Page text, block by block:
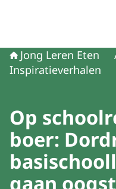
Naar de
Jong Leren Eten
Inspiratieverhalen
Op
boer:
gaan